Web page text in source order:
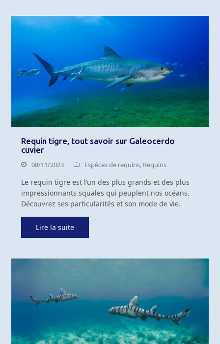
Requin tigre, tout savoir sur Galeocerdo
cuvier
08/11/2023 Espèces de requins, Requins
Le requin tigre est l’un des plus grands et des plus
impressionnants squales qui peuplent nos océans.
Découvrez ses particularités et son mode de vie.
Lire la suite